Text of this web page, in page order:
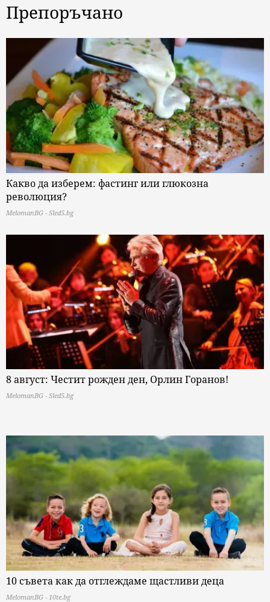
Препоръчано
Какво да изберем: фастинг или глюкозна
революция?
MelomanBG - Sled5.bg
8 август: Честит рожден ден, Орлин Горанов!
MelomanBG - Sled5.bg
10 съвета как да отглеждаме щастливи деца
MelomanBG - 10te.bg